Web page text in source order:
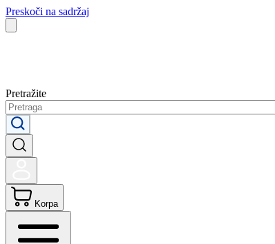
Preskoči na sadržaj
Pretražite
Korpa